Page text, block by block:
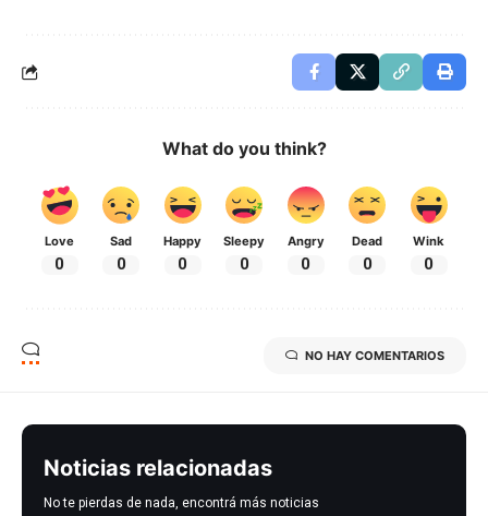
What do you think?
Love
0
Sad
0
Happy
0
Sleepy
0
Angry
0
Dead
0
Wink
0
NO HAY COMENTARIOS
Noticias relacionadas
No te pierdas de nada, encontrá más noticias